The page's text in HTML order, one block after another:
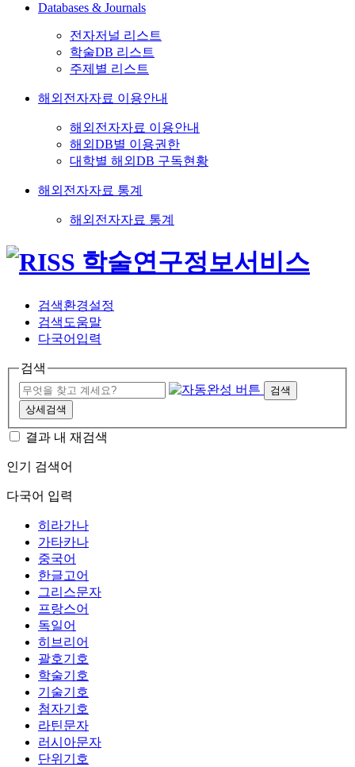
Databases & Journals
전자저널 리스트
학술DB 리스트
주제별 리스트
해외전자자료 이용안내
해외전자자료 이용안내
해외DB별 이용권한
대학별 해외DB 구독현황
해외전자자료 통계
해외전자자료 통계
검색환경설정
검색도움말
다국어입력
검색
검색
상세검색
결과 내 재검색
인기 검색어
다국어 입력
히라가나
가타카나
중국어
한글고어
그리스문자
프랑스어
독일어
히브리어
괄호기호
학술기호
기술기호
첨자기호
라틴문자
러시아문자
단위기호